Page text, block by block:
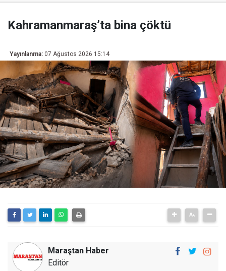
Kahramanmaraş’ta bina çöktü
Yayınlanma: 07 Ağustos 2026 15:14
Maraştan Haber
Editör